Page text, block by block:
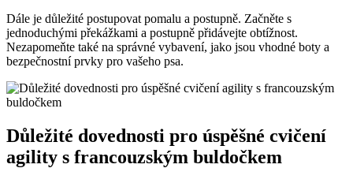
Dále je důležité postupovat pomalu a postupně. Začněte s
jednoduchými překážkami a postupně přidávejte obtížnost.
Nezapomeňte také na správné vybavení, jako jsou vhodné boty a
bezpečnostní prvky pro vašeho psa.
Důležité dovednosti pro úspěšné cvičení
agility s francouzským buldočkem